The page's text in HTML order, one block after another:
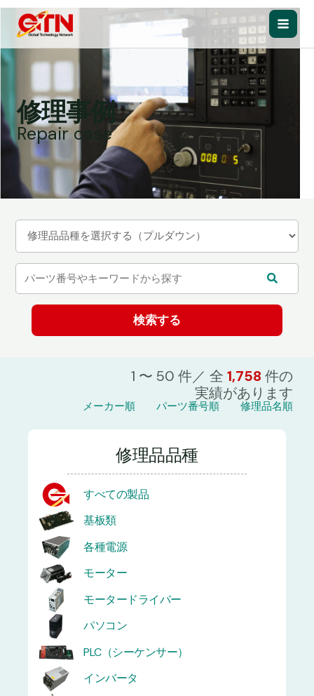
内
ス
プ
Main
修理事例
Repair case
1 〜 50 件／ 全 1,758 件の
実績があります
メーカー順 パーツ番号順 修理品名順
修理品品種
すべての製品
基板類
各種電源
モーター
モータードライバー
パソコン
PLC（シーケンサー）
インバータ